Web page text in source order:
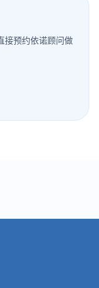
接预约依诺顾问做